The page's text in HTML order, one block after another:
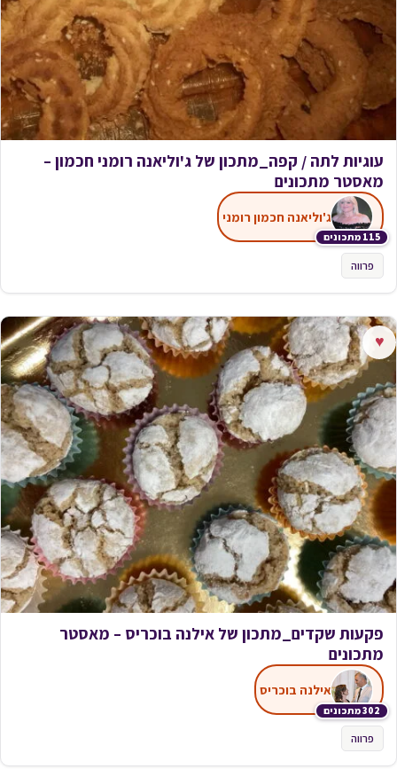
עוגיות לתה / קפה_מתכון של ג'וליאנה רומני חכמון –
מאסטר מתכונים
115 מתכונים
ג'וליאנה חכמון רומני
פרווה
♥
פקעות שקדים_מתכון של אילנה בוכריס – מאסטר
מתכונים
302 מתכונים
אילנה בוכריס
פרווה